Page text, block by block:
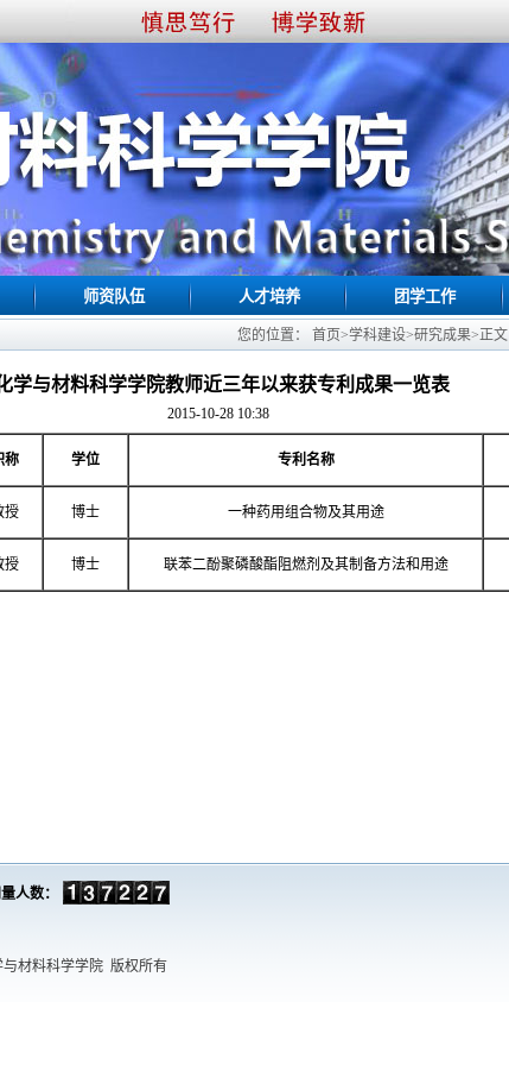
师资队伍 人才培养 团学工作
您的位置： 首页>学科建设>研究成果>正文
学与材料科学学院教师近三年以来获专利成果一览表
2015-10-28 10:38
称 学位 专利名称
授 博士 一种药用组合物及其用途
授 博士 联苯二酚聚磷酸酯阻燃剂及其制备方法和用途
人数：
与材料科学学院 版权所有